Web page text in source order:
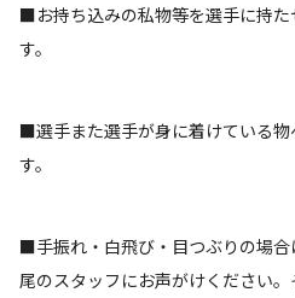
■お持ち込みの私物等を選手に持た
す。
■選手また選手が身に着けている
す。
■手振れ・白飛び・目つぶりの場
尾のスタッフにお声がけください